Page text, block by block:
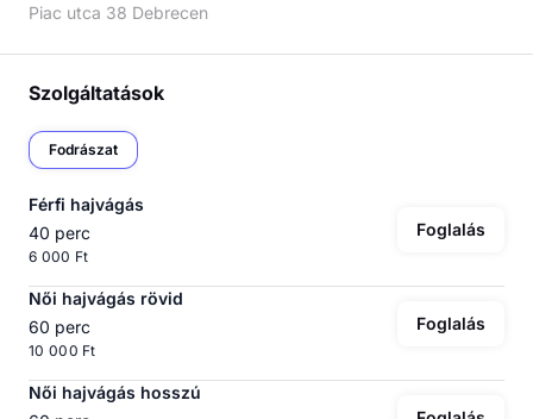
Piac utca 38 Debrecen
Szolgáltatások
Fodrászat
Férfi hajvágás
40 perc
6 000 Ft
Foglalás
Női hajvágás rövid
60 perc
10 000 Ft
Foglalás
Női hajvágás hosszú